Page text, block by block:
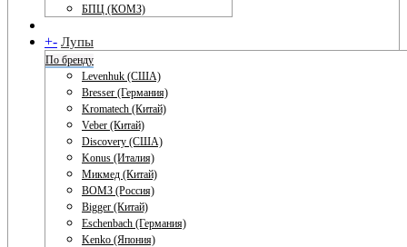
БПЦ (КОМЗ)
+- Лупы
По бренду
Levenhuk (США)
Bresser (Германия)
Kromatech (Китай)
Veber (Китай)
Discovery (США)
Konus (Италия)
Микмед (Китай)
ВОМЗ (Россия)
Bigger (Китай)
Eschenbach (Германия)
Kenko (Япония)